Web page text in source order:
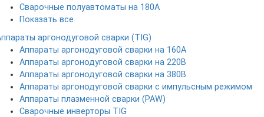
Сварочные полуавтоматы на 180А
Показать все
аргонодуговой сварки (TIG)
Аппараты аргонодуговой сварки на 160А
Аппараты аргонодуговой сварки на 220В
Аппараты аргонодуговой сварки на 380В
Аппараты аргонодуговой сварки с импульсным режимом
Аппараты плазменной сварки (PAW)
Сварочные инверторы TIG